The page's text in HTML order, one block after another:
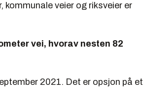
kommunale veier og riksveier er
vei, hvorav nesten 82
2021. Det er opsjon på et